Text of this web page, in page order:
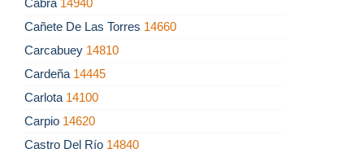
Cabra 14940
Cañete De Las Torres 14660
Carcabuey 14810
Cardeña 14445
Carlota 14100
Carpio 14620
Castro Del Río 14840